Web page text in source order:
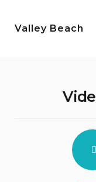
Valley Beach